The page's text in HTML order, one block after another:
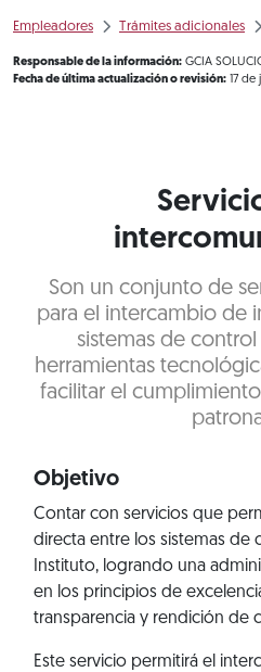
Empleadores Trámites adicionales
Responsable de la información: GCIA
Fecha de última actualización o revisión: 17
Son un conjunto de
para el intercambio de
sistemas de
herramientas
facilitar el
Objetivo
Contar con servicios que
directa entre los sistemas de
Instituto, logrando una
en los principios de
transparencia y rendición de
Este servicio permitirá el